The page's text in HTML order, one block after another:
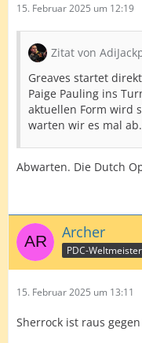
15. Februar 2025 um 12:19
Zitat von
Greaves startet
Paige Pauling ins
aktuellen Form wird
warten wir es mal ab.
Abwarten. Die Dutch
Archer
PDC-Weltmeister
15. Februar 2025 um 13:11
Sherrock ist raus